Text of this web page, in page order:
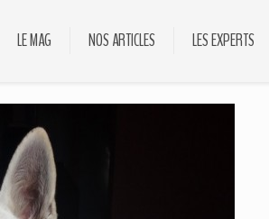
LE MAG NOS ARTICLES LES EXPERTS